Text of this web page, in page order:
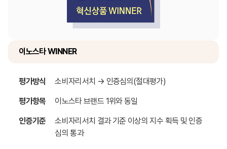
이노스타 WINNER
평가방식 소비자리서치 → 인증심의(절대평가)
평가항목 이노스타 브랜드 1위와 동일
인증기준
소비자리서치 결과 기준 이상의 지수 획득 및 인증
심의 통과